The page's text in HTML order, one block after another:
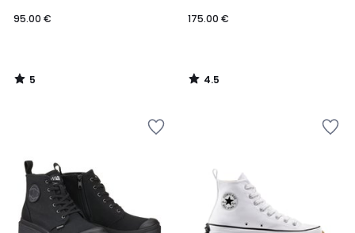
95.00 €
5
/
175.00 €
4.5
/